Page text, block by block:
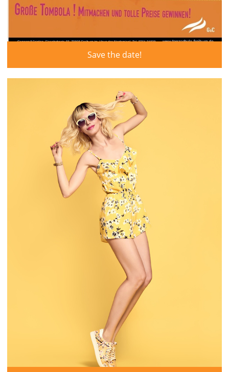
Save the date!